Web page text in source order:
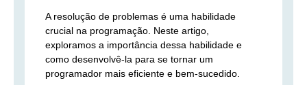
A resolução de problemas é uma habilidade
crucial na programação. Neste artigo,
exploramos a importância dessa habilidade e
como desenvolvê-la para se tornar um
programador mais eficiente e bem-sucedido.